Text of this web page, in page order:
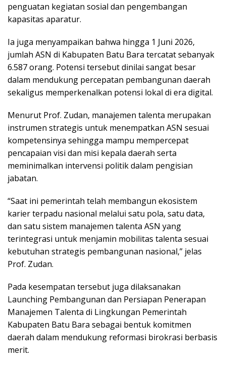
penguatan kegiatan sosial dan pengembangan
kapasitas aparatur.
Ia juga menyampaikan bahwa hingga 1 Juni 2026,
jumlah ASN di Kabupaten Batu Bara tercatat sebanyak
6.587 orang. Potensi tersebut dinilai sangat besar
dalam mendukung percepatan pembangunan daerah
sekaligus memperkenalkan potensi lokal di era digital.
Menurut Prof. Zudan, manajemen talenta merupakan
instrumen strategis untuk menempatkan ASN sesuai
kompetensinya sehingga mampu mempercepat
pencapaian visi dan misi kepala daerah serta
meminimalkan intervensi politik dalam pengisian
jabatan.
“Saat ini pemerintah telah membangun ekosistem
karier terpadu nasional melalui satu pola, satu data,
dan satu sistem manajemen talenta ASN yang
terintegrasi untuk menjamin mobilitas talenta sesuai
kebutuhan strategis pembangunan nasional,” jelas
Prof. Zudan.
Pada kesempatan tersebut juga dilaksanakan
Launching Pembangunan dan Persiapan Penerapan
Manajemen Talenta di Lingkungan Pemerintah
Kabupaten Batu Bara sebagai bentuk komitmen
daerah dalam mendukung reformasi birokrasi berbasis
merit.